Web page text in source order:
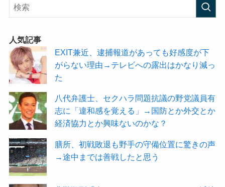
人気記事
EXIT兼近、逮捕報道があっても好感度が下
がらない理由→テレビへの露出はかなり減っ
た
八代弁護士、セクハラ問題抗議の野党議員有
志に「違和感を覚える」→国防とか外交とか
経済協力とか興味ないのかな？
膳所、初戦敗退も野手の守備位置に驚きの声
→途中までは善戦したと思う